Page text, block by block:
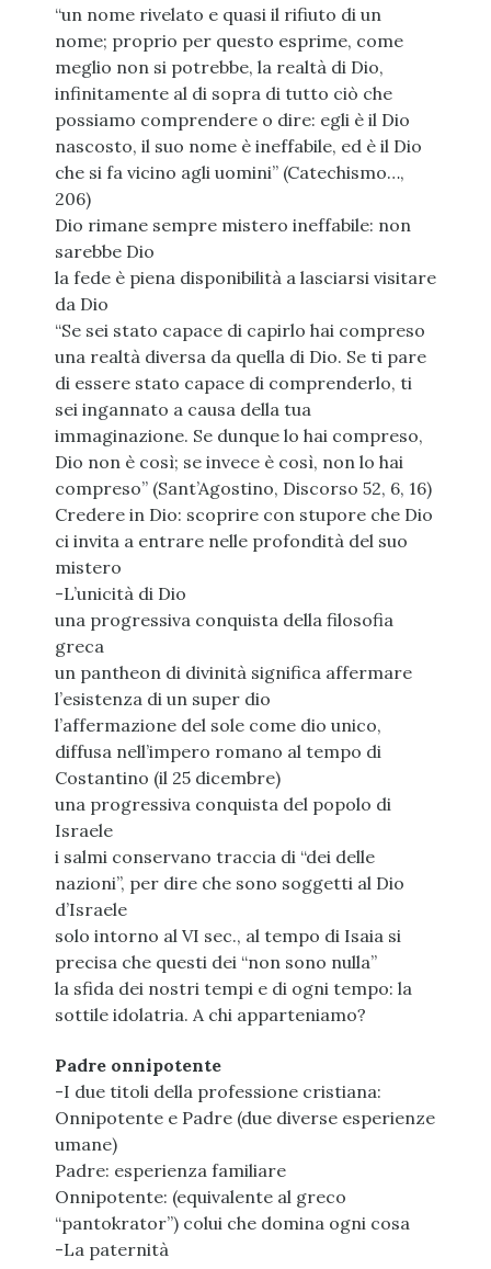
“un nome rivelato e quasi il rifiuto di un
nome; proprio per questo esprime, come
meglio non si potrebbe, la realtà di Dio,
infinitamente al di sopra di tutto ciò che
possiamo comprendere o dire: egli è il Dio
nascosto, il suo nome è ineffabile, ed è il Dio
che si fa vicino agli uomini” (Catechismo…,
206)
Dio rimane sempre mistero ineffabile: non
sarebbe Dio
la fede è piena disponibilità a lasciarsi visitare
da Dio
“Se sei stato capace di capirlo hai compreso
una realtà diversa da quella di Dio. Se ti pare
di essere stato capace di comprenderlo, ti
sei ingannato a causa della tua
immaginazione. Se dunque lo hai compreso,
Dio non è così; se invece è così, non lo hai
compreso” (Sant’Agostino, Discorso 52, 6, 16)
Credere in Dio: scoprire con stupore che Dio
ci invita a entrare nelle profondità del suo
mistero
-L’unicità di Dio
una progressiva conquista della filosofia
greca
un pantheon di divinità significa affermare
l’esistenza di un super dio
l’affermazione del sole come dio unico,
diffusa nell’impero romano al tempo di
Costantino (il 25 dicembre)
una progressiva conquista del popolo di
Israele
i salmi conservano traccia di “dei delle
nazioni”, per dire che sono soggetti al Dio
d’Israele
solo intorno al VI sec., al tempo di Isaia si
precisa che questi dei “non sono nulla”
la sfida dei nostri tempi e di ogni tempo: la
sottile idolatria. A chi apparteniamo?
Padre onnipotente
-I due titoli della professione cristiana:
Onnipotente e Padre (due diverse esperienze
umane)
Padre: esperienza familiare
Onnipotente: (equivalente al greco
“pantokrator”) colui che domina ogni cosa
-La paternità